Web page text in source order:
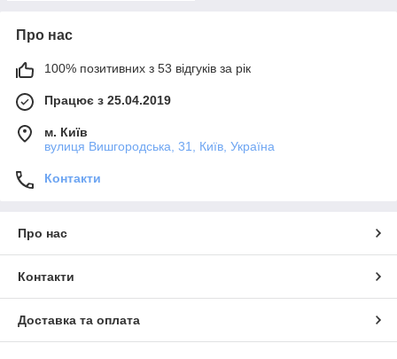
Про нас
100% позитивних з 53 відгуків за рік
Працює з 25.04.2019
м. Київ
вулиця Вишгородська, 31, Київ, Україна
Контакти
Про нас
Контакти
Доставка та оплата